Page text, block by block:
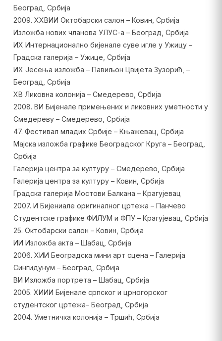
Београд, Србија
2009. XXВИИ Октобарски салон – Ковин, Србија
Изложба нових чланова УЛУС-а – Београд, Србија
ИX Интернационално бијенале суве игле у Ужицу –
Градска галерија – Ужице, Србија
ИX Јесења изложба – Павиљон Цвијета Зузорић, –
Београд, Србија
XВ Ликовна колонија – Смедерево, Србија
2008. ВИ Бијенале примењених и ликовних уметности у
Смедереву – Смедерево, Србија
47. Фестивал младих Србије – Књажевац, Србија
Мајска изложба графике Београдског Круга – Београд,
Србија
Галерија центра за културу – Смедерево, Србија
Галерија центра за културу – Ковин, Србија
Градска галерија Мостови Балкана – Крагујевац
2007. И Бијениале оригиналног цртежа – Панчево
Студентске графике ФИЛУМ и ФПУ – Крагујевац, Србија
25. Октобарски салон – Ковин, Србија
ИИ Изложба акта – Шабац, Србија
2006. XИИ Београдска мини арт сцена – Галерија
Сингидунум – Београд, Србија
ВИ Изложба портрета – Шабац, Србија
2005. XИИИ Бијенале српског и црногорског
студентског цртежа– Београд, Србија
2004. Уметничка колонија – Тршић, Србија